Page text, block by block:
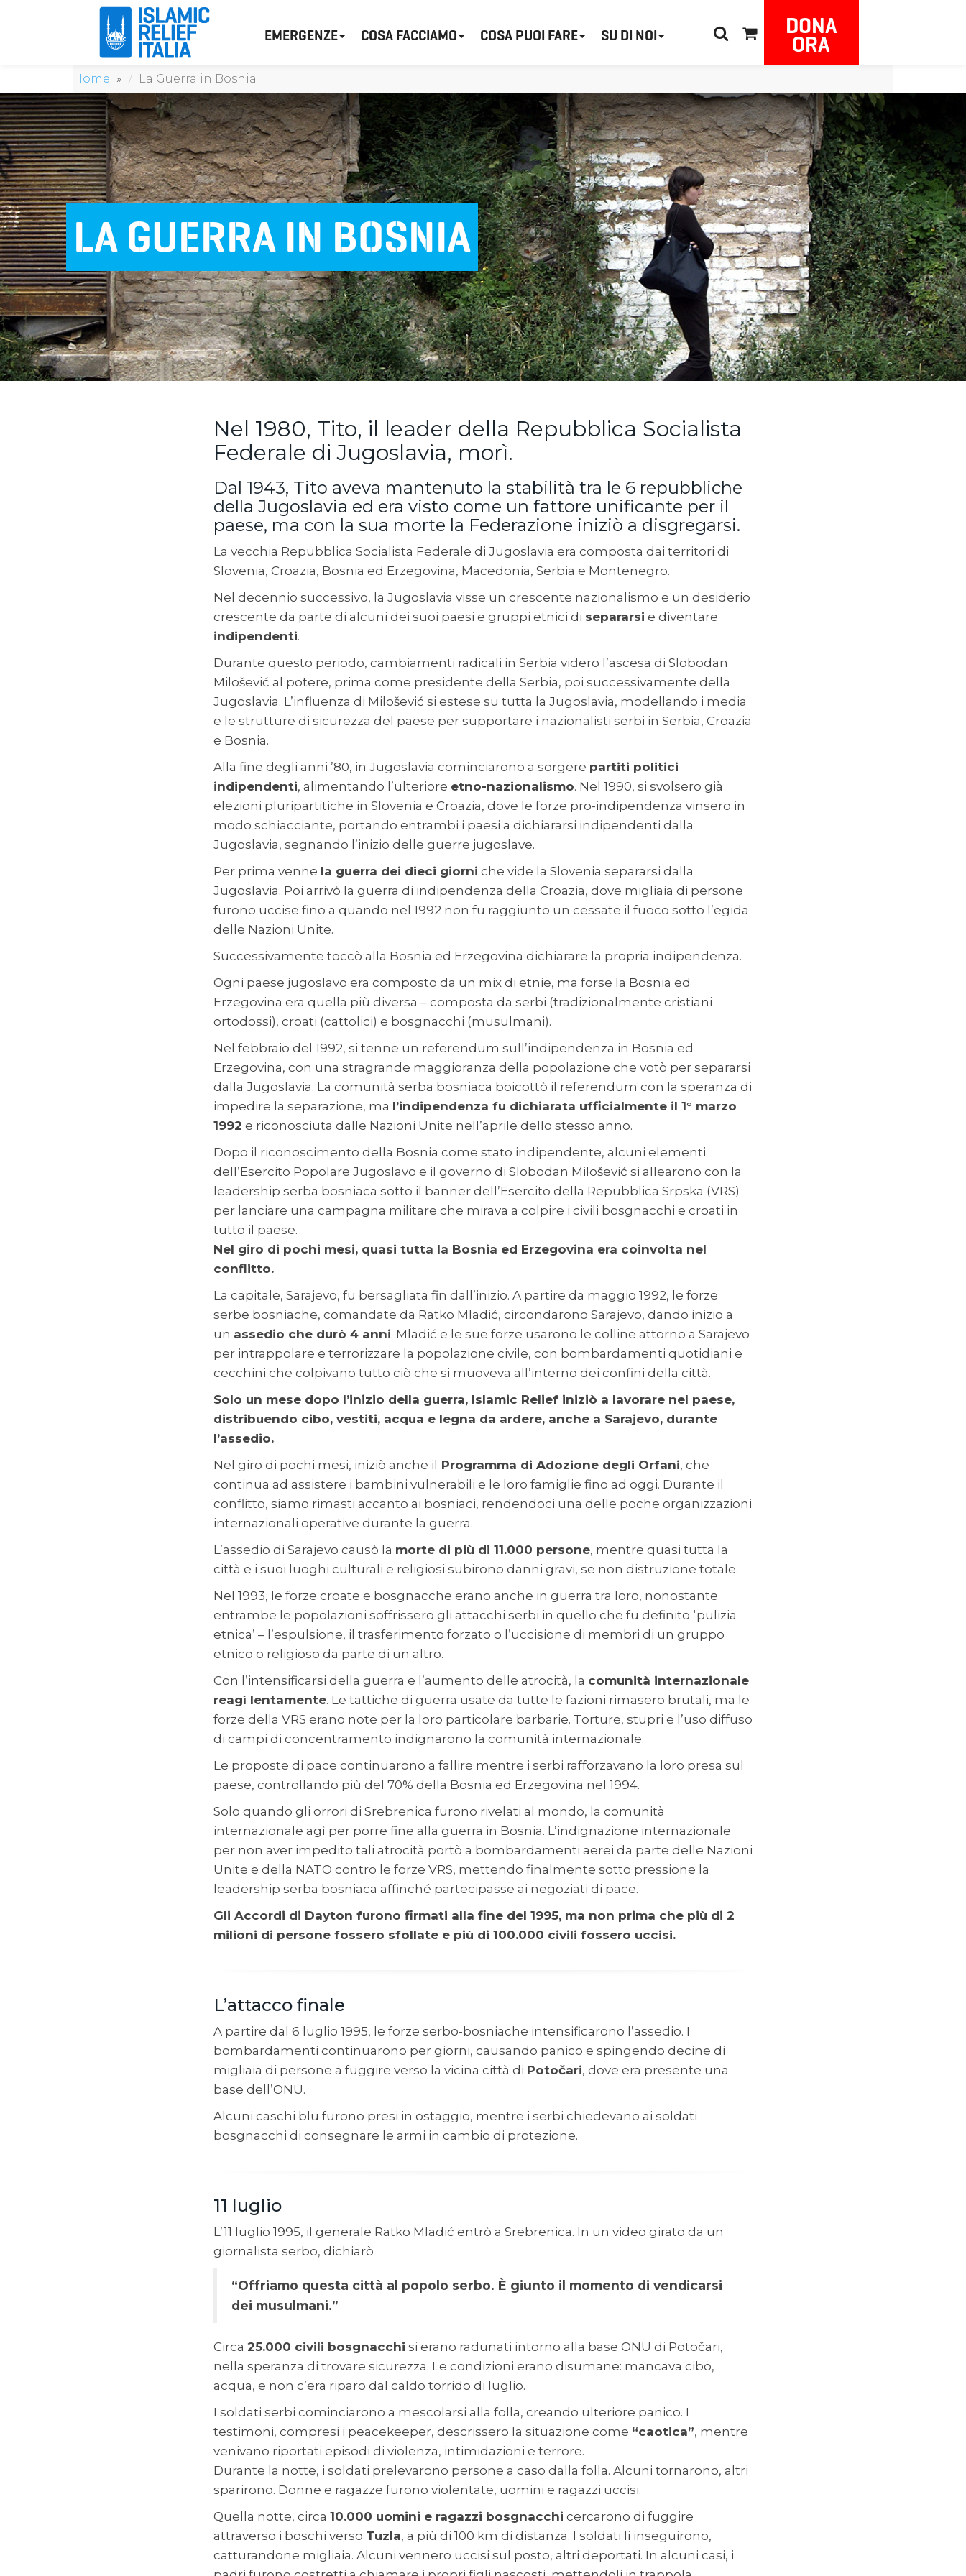
EMERGENZE COSA FACCIAMO COSA PUOI FARE SU DI NOI DONA
ORA
Home La Guerra in Bosnia
LA GUERRA IN BOSNIA
Nel 1980, Tito, il leader della Repubblica Socialista
Federale di Jugoslavia, morì.
Dal 1943, Tito aveva mantenuto la stabilità tra le 6 repubbliche
della Jugoslavia ed era visto come un fattore unificante per il
paese, ma con la sua morte la Federazione iniziò a disgregarsi.
La vecchia Repubblica Socialista Federale di Jugoslavia era composta dai territori di
Slovenia, Croazia, Bosnia ed Erzegovina, Macedonia, Serbia e Montenegro.
Nel decennio successivo, la Jugoslavia visse un crescente nazionalismo e un desiderio
crescente da parte di alcuni dei suoi paesi e gruppi etnici di separarsi e diventare
indipendenti.
Durante questo periodo, cambiamenti radicali in Serbia videro l’ascesa di Slobodan
Milošević al potere, prima come presidente della Serbia, poi successivamente della
Jugoslavia. L’influenza di Milošević si estese su tutta la Jugoslavia, modellando i media
e le strutture di sicurezza del paese per supportare i nazionalisti serbi in Serbia, Croazia
e Bosnia.
Alla fine degli anni ’80, in Jugoslavia cominciarono a sorgere partiti politici
indipendenti, alimentando l’ulteriore etno-nazionalismo. Nel 1990, si svolsero già
elezioni pluripartitiche in Slovenia e Croazia, dove le forze pro-indipendenza vinsero in
modo schiacciante, portando entrambi i paesi a dichiararsi indipendenti dalla
Jugoslavia, segnando l’inizio delle guerre jugoslave.
Per prima venne la guerra dei dieci giorni che vide la Slovenia separarsi dalla
Jugoslavia. Poi arrivò la guerra di indipendenza della Croazia, dove migliaia di persone
furono uccise fino a quando nel 1992 non fu raggiunto un cessate il fuoco sotto l’egida
delle Nazioni Unite.
Successivamente toccò alla Bosnia ed Erzegovina dichiarare la propria indipendenza.
Ogni paese jugoslavo era composto da un mix di etnie, ma forse la Bosnia ed
Erzegovina era quella più diversa – composta da serbi (tradizionalmente cristiani
ortodossi), croati (cattolici) e bosgnacchi (musulmani).
Nel febbraio del 1992, si tenne un referendum sull’indipendenza in Bosnia ed
Erzegovina, con una stragrande maggioranza della popolazione che votò per separarsi
dalla Jugoslavia. La comunità serba bosniaca boicottò il referendum con la speranza di
impedire la separazione, ma l’indipendenza fu dichiarata ufficialmente il 1° marzo
1992 e riconosciuta dalle Nazioni Unite nell’aprile dello stesso anno.
Dopo il riconoscimento della Bosnia come stato indipendente, alcuni elementi
dell’Esercito Popolare Jugoslavo e il governo di Slobodan Milošević si allearono con la
leadership serba bosniaca sotto il banner dell’Esercito della Repubblica Srpska (VRS)
per lanciare una campagna militare che mirava a colpire i civili bosgnacchi e croati in
tutto il paese.
Nel giro di pochi mesi, quasi tutta la Bosnia ed Erzegovina era coinvolta nel
conflitto.
La capitale, Sarajevo, fu bersagliata fin dall’inizio. A partire da maggio 1992, le forze
serbe bosniache, comandate da Ratko Mladić, circondarono Sarajevo, dando inizio a
un assedio che durò 4 anni. Mladić e le sue forze usarono le colline attorno a Sarajevo
per intrappolare e terrorizzare la popolazione civile, con bombardamenti quotidiani e
cecchini che colpivano tutto ciò che si muoveva all’interno dei confini della città.
Solo un mese dopo l’inizio della guerra, Islamic Relief iniziò a lavorare nel paese,
distribuendo cibo, vestiti, acqua e legna da ardere, anche a Sarajevo, durante
l’assedio.
Nel giro di pochi mesi, iniziò anche il Programma di Adozione degli Orfani, che
continua ad assistere i bambini vulnerabili e le loro famiglie fino ad oggi. Durante il
conflitto, siamo rimasti accanto ai bosniaci, rendendoci una delle poche organizzazioni
internazionali operative durante la guerra.
L’assedio di Sarajevo causò la morte di più di 11.000 persone, mentre quasi tutta la
città e i suoi luoghi culturali e religiosi subirono danni gravi, se non distruzione totale.
Nel 1993, le forze croate e bosgnacche erano anche in guerra tra loro, nonostante
entrambe le popolazioni soffrissero gli attacchi serbi in quello che fu definito ‘pulizia
etnica’ – l’espulsione, il trasferimento forzato o l’uccisione di membri di un gruppo
etnico o religioso da parte di un altro.
Con l’intensificarsi della guerra e l’aumento delle atrocità, la comunità internazionale
reagì lentamente. Le tattiche di guerra usate da tutte le fazioni rimasero brutali, ma le
forze della VRS erano note per la loro particolare barbarie. Torture, stupri e l’uso diffuso
di campi di concentramento indignarono la comunità internazionale.
Le proposte di pace continuarono a fallire mentre i serbi rafforzavano la loro presa sul
paese, controllando più del 70% della Bosnia ed Erzegovina nel 1994.
Solo quando gli orrori di Srebrenica furono rivelati al mondo, la comunità
internazionale agì per porre fine alla guerra in Bosnia. L’indignazione internazionale
per non aver impedito tali atrocità portò a bombardamenti aerei da parte delle Nazioni
Unite e della NATO contro le forze VRS, mettendo finalmente sotto pressione la
leadership serba bosniaca affinché partecipasse ai negoziati di pace.
Gli Accordi di Dayton furono firmati alla fine del 1995, ma non prima che più di 2
milioni di persone fossero sfollate e più di 100.000 civili fossero uccisi.
L’attacco finale
A partire dal 6 luglio 1995, le forze serbo-bosniache intensificarono l’assedio. I
bombardamenti continuarono per giorni, causando panico e spingendo decine di
migliaia di persone a fuggire verso la vicina città di Potočari, dove era presente una
base dell’ONU.
Alcuni caschi blu furono presi in ostaggio, mentre i serbi chiedevano ai soldati
bosgnacchi di consegnare le armi in cambio di protezione.
11 luglio
L’11 luglio 1995, il generale Ratko Mladić entrò a Srebrenica. In un video girato da un
giornalista serbo, dichiarò
“Offriamo questa città al popolo serbo. È giunto il momento di vendicarsi
dei musulmani.”
Circa 25.000 civili bosgnacchi si erano radunati intorno alla base ONU di Potočari,
nella speranza di trovare sicurezza. Le condizioni erano disumane: mancava cibo,
acqua, e non c’era riparo dal caldo torrido di luglio.
I soldati serbi cominciarono a mescolarsi alla folla, creando ulteriore panico. I
testimoni, compresi i peacekeeper, descrissero la situazione come “caotica”, mentre
venivano riportati episodi di violenza, intimidazioni e terrore.
Durante la notte, i soldati prelevarono persone a caso dalla folla. Alcuni tornarono, altri
sparirono. Donne e ragazze furono violentate, uomini e ragazzi uccisi.
Quella notte, circa 10.000 uomini e ragazzi bosgnacchi cercarono di fuggire
attraverso i boschi verso Tuzla, a più di 100 km di distanza. I soldati li inseguirono,
catturandone migliaia. Alcuni vennero uccisi sul posto, altri deportati. In alcuni casi, i